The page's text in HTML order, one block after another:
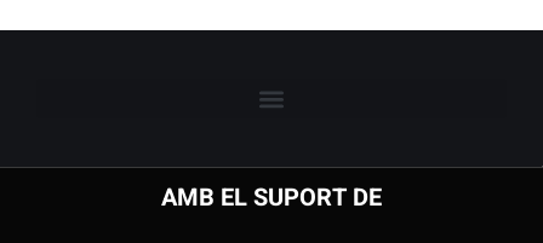
AMB EL SUPORT DE